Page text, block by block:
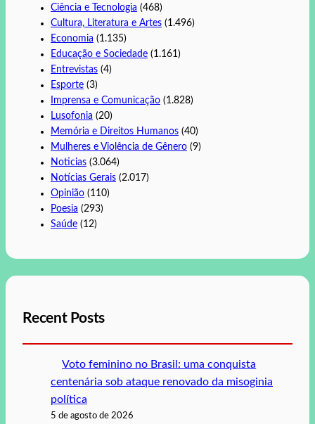
Ciência e Tecnologia (468)
Cultura, Literatura e Artes (1.496)
Economia (1.135)
Educação e Sociedade (1.161)
Entrevistas (4)
Esporte (3)
Imprensa e Comunicação (1.828)
Lusofonia (20)
Memória e Direitos Humanos (40)
Mulheres e Violência de Gênero (9)
Noticias (3.064)
Notícias Gerais (2.017)
Opinião (110)
Poesia (293)
Saúde (12)
Recent Posts
Voto feminino no Brasil: uma conquista
centenária sob ataque renovado da misoginia
política
5 de agosto de 2026